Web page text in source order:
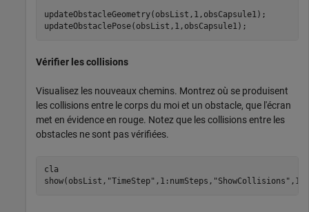
updateObstacleGeometry(obsList,1,obsCapsule1);
updateObstaclePose(obsList,1,obsCapsule1);
Vérifier les collisions
Visualisez les nouveaux chemins. Montrez où se produisent
les collisions entre le corps du moi et un obstacle, que l'écran
met en évidence en rouge. Notez que les collisions entre les
obstacles ne sont pas vérifiées.
cla
show(obsList, "TimeStep" ,1:numSteps, "ShowCollisions" ,1);